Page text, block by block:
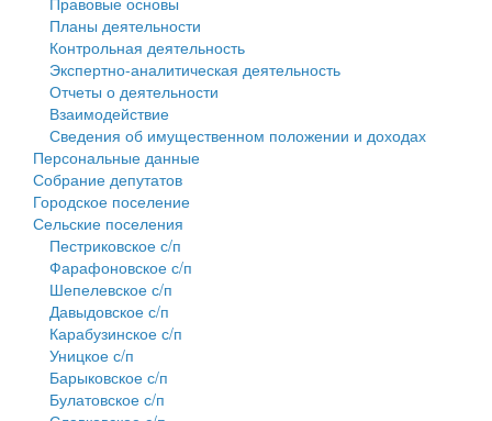
Городское поселение
Сельские поселения
Планы деятельности
Контрольная деятельность
Экспертно-аналитическая деятельность
Отчеты о деятельности
Взаимодействие
Сведения об имущественном положении и доходах
Персональные данные
Собрание депутатов
Городское поселение
Сельские поселения
Пестриковское с/п
Фарафоновское с/п
Шепелевское с/п
Давыдовское с/п
Карабузинское с/п
Уницкое с/п
Барыковское с/п
Булатовское с/п